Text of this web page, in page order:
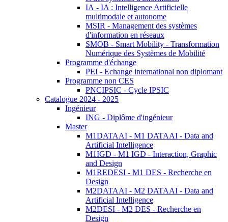
IA - IA : Intelligence Artificielle
multimodale et autonome
MSIR - Management des systèmes
d'information en réseaux
SMOB - Smart Mobility - Transformation
Numérique des Systèmes de Mobilité
Programme d'échange
PEI - Echange international non diplomant
Programme non CES
PNCIPSIC - Cycle IPSIC
Catalogue 2024 - 2025
Ingénieur
ING - Diplôme d'ingénieur
Master
M1DATAAI - M1 DATAAI - Data and
Artificial Intelligence
M1IGD - M1 IGD - Interaction, Graphic
and Design
M1REDESI - M1 DES - Recherche en
Design
M2DATAAI - M2 DATAAI - Data and
Artificial Intelligence
M2DESI - M2 DES - Recherche en
Design